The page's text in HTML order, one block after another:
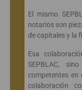
El mismo
notarios son
de capitales y la
Esa
SEPBLAC,
competentes en
colaboración